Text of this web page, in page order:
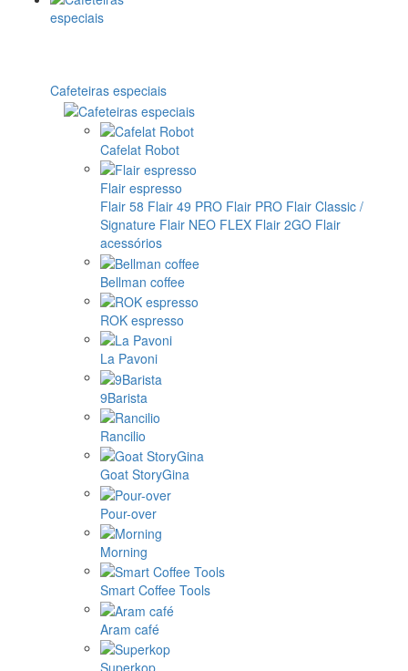
Cafeteiras especiais
Cafelat Robot
Flair espresso
Flair 58 Flair 49 PRO Flair PRO Flair Classic /
Signature Flair NEO FLEX Flair 2GO Flair
acessórios
Bellman coffee
ROK espresso
La Pavoni
9Barista
Rancilio
Goat StoryGina
Pour-over
Morning
Smart Coffee Tools
Aram café
Superkop